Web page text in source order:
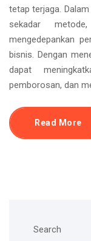
tetap terjaga.
sekadar
mengedepankan
bisnis. Dengan
dapat
pemborosan, dan
Read More
Search